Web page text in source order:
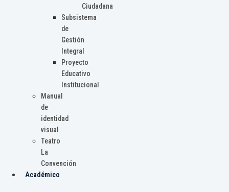
Ciudadana
Subsistema
de
Gestión
Integral
Proyecto
Educativo
Institucional
Manual
de
identidad
visual
Teatro
La
Convención
Académico